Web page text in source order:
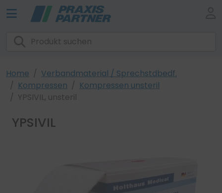
Home
Verbandmaterial / Sprechstdbedf.
Kompressen
Kompressen unsteril
YPSIVIL, unsteril
YPSIVIL